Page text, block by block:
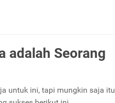
adalah Seorang
untuk ini, tapi mungkin saja itu